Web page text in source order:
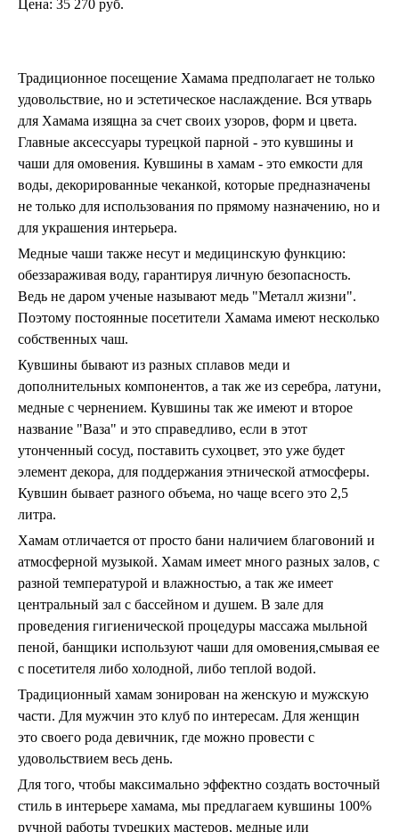
Пледы и покрывала
Салфетницы
Свечи и подсвечники
Сундуки
Шкатулки
Хлопковые
Шерстяные
Тажины
Наборы чайные и кофейные
Подносы
Сахарницы, конфетницы,
фруктовницы
Цена: 35 270 руб.
Традиционное посещение Хамама предполагает не только
удовольствие, но и эстетическое наслаждение. Вся утварь
для Хамама изящна за счет своих узоров, форм и цвета.
Главные аксессуары турецкой парной - это кувшины и
чаши для омовения. Кувшины в хамам - это емкости для
воды, декорированные чеканкой, которые предназначены
не только для использования по прямому назначению, но и
для украшения интерьера.
Медные чаши также несут и медицинскую функцию:
обеззараживая воду, гарантируя личную безопасность.
Ведь не даром ученые называют медь "Металл жизни".
Поэтому постоянные посетители Хамама имеют несколько
собственных чаш.
Кувшины бывают из разных сплавов меди и
дополнительных компонентов, а так же из серебра, латуни,
медные с чернением. Кувшины так же имеют и второе
название "Ваза" и это справедливо, если в этот
утонченный сосуд, поставить сухоцвет, это уже будет
элемент декора, для поддержания этнической атмосферы.
Кувшин бывает разного объема, но чаще всего это 2,5
литра.
Хамам отличается от просто бани наличием благовоний и
атмосферной музыкой. Хамам имеет много разных залов, с
разной температурой и влажностью, а так же имеет
центральный зал с бассейном и душем. В зале для
проведения гигиенической процедуры массажа мыльной
пеной, банщики используют чаши для омовения,смывая ее
с посетителя либо холодной, либо теплой водой.
Традиционный хамам зонирован на женскую и мужскую
части. Для мужчин это клуб по интересам. Для женщин
это своего рода девичник, где можно провести с
удовольствием весь день.
Для того, чтобы максимально эффектно создать восточный
стиль в интерьере хамама, мы предлагаем кувшины 100%
ручной работы турецких мастеров, медные или